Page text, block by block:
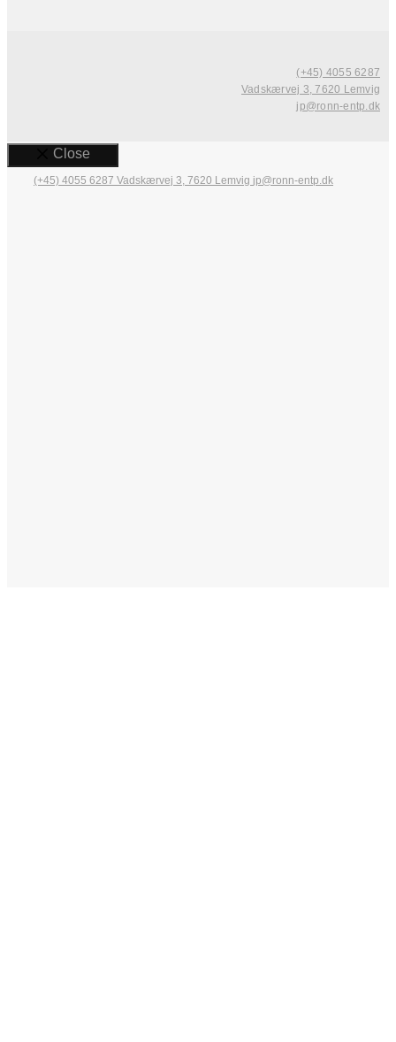
(+45) 4055 6287
Vadskærvej 3, 7620 Lemvig
jp@ronn-entp.dk
Close
(+45) 4055 6287 Vadskærvej 3, 7620 Lemvig jp@ronn-entp.dk